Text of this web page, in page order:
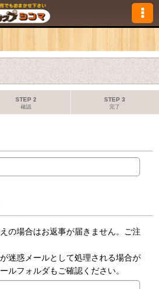
STEP 2
確認
STEP 3
完了
の場合はお返事が届きません。ご注
迷惑メールとして処理される場合が
ルフォルダもご確認ください。